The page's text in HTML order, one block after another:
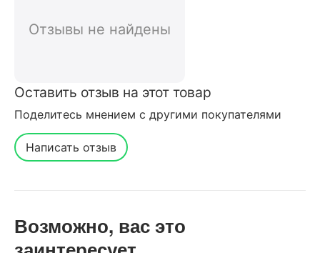
Отзывы не найдены
Оставить отзыв на этот товар
Поделитесь мнением с другими покупателями
Написать отзыв
Возможно, вас это